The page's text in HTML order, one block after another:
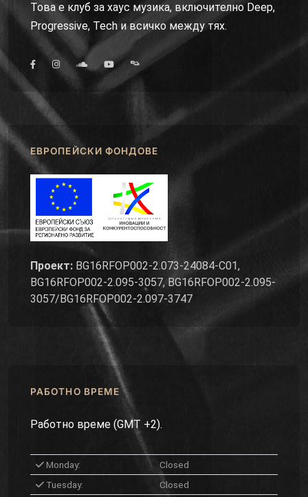
Това е клуб за хаус музика, включително Deep,
Progressive, Tech и всичко между тях.
ЕВРОПЕЙСКИ ФОНДОВЕ
Проект: BG16RFOP002-2.073-24084-C01,
BG16RFOP002-2.095-3057, BG16RFOP002-2.095-
3057/BG16RFOP002-2.097-3747
РАБОТНО ВРЕМЕ
Работно време (GMT +2).
Monday:
Closed
Tuesday:
Closed